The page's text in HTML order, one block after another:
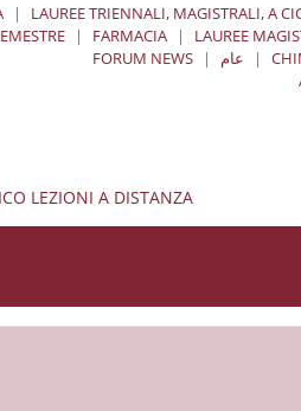
LAUREE TRIENNALI, MAGISTRALI, A
LAUREE
FARMACIA
عام
FORUM NEWS
LEZIONI A DISTANZA ◀︎